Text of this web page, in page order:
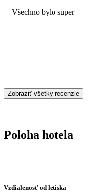
Všechno bylo super
Zobraziť všetky recenzie
Poloha hotela
Vzdialenosť od letiska